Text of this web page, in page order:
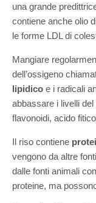
una grande
contiene anche olio
le forme LDL di
Mangiare
dell’ossigeno
lipidico e i radicali
abbassare i livelli
flavonoidi, acido
Il riso contiene
vengono da altre
dalle fonti animali
proteine, ma